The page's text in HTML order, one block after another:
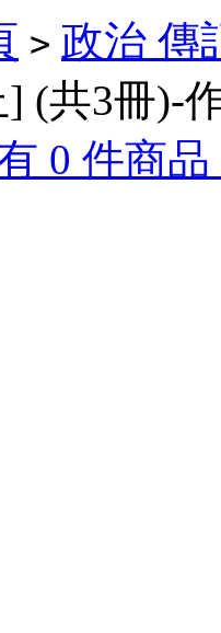
> 政治 傳
(共3冊)-
0 件商